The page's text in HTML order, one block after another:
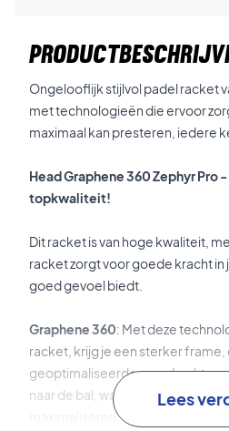
Ongelooflijk stijlvol padel racket
met technologieën die ervoor
maximaal kan presteren, iedere
Head Graphene 360 Zephyr Pro
topkwaliteit!
Dit racket is van hoge kwaliteit,
racket zorgt voor goede kracht in
goed gevoel biedt.
Graphene 360: Met deze
racket, krijg je een sterker
geoptimaliseerde overdracht
naar de bal, wat helpt om de
maximaliseren.
Lees